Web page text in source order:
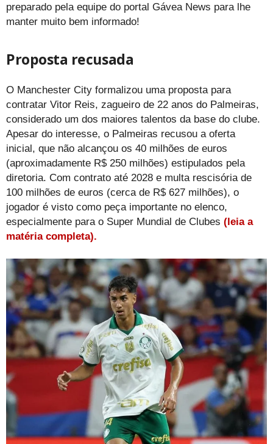
preparado pela equipe do portal Gávea News para lhe
manter muito bem informado!
Proposta recusada
O Manchester City formalizou uma proposta para
contratar Vitor Reis, zagueiro de 22 anos do Palmeiras,
considerado um dos maiores talentos da base do clube.
Apesar do interesse, o Palmeiras recusou a oferta
inicial, que não alcançou os 40 milhões de euros
(aproximadamente R$ 250 milhões) estipulados pela
diretoria. Com contrato até 2028 e multa rescisória de
100 milhões de euros (cerca de R$ 627 milhões), o
jogador é visto como peça importante no elenco,
especialmente para o Super Mundial de Clubes (leia a
matéria completa).